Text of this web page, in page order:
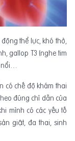
thể lực, khó thở,
gallop T3 (nghe tim
nổi…
có chế độ khám thai
đúng chỉ dẫn của
mình có các yếu tố
giật, đa thai, sinh